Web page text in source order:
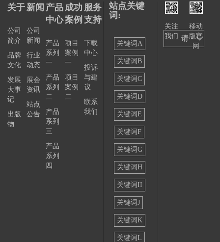
关于
公司
简介
品牌
文化
发展
大事
记
出版
物
新闻
公司
新闻
行业
动态
展会
资讯
站点
公告
产品
中心
产品
系列
一
产品
系列
二
产品
系列
三
产品
系列
四
成功
案例
项目
案例
一
项目
案例
二
服务
支持
下载
中心
投诉
与建
议
联系
我们
站点关键
词:
关键词A
关键词B
关键词C
关键词D
关键词E
关键词F
关键词G
关键词H
关键词II
关键词J
关键词K
关键词L
关注
我们
移动
版官
网
——请